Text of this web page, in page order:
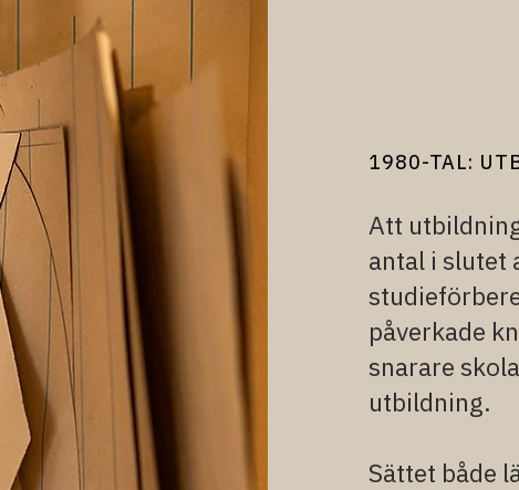
1980-TAL:
Att
antal i slutet
påverkade
snarare
utbildning.
Sättet både